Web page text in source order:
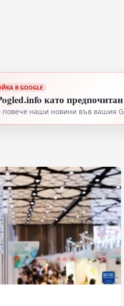
В GOOGLE
като
повече наши новини във вашия